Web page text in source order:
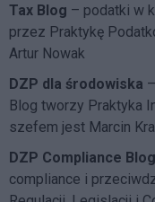
Tax Blog – podatki w
przez Praktykę
Artur Nowak
DZP dla środowiska
Blog tworzy Praktyka
szefem jest Marcin
DZP Compliance Blog
compliance i